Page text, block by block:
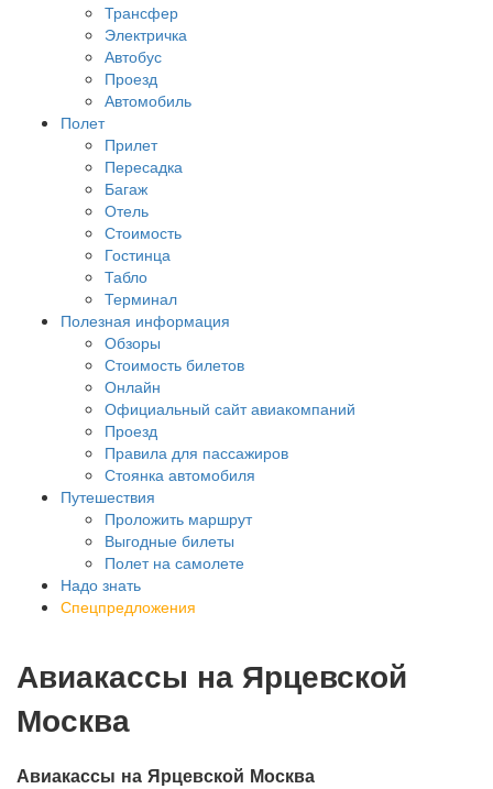
Трансфер
Электричка
Автобус
Проезд
Автомобиль
Полет
Прилет
Пересадка
Багаж
Отель
Стоимость
Гостинца
Табло
Терминал
Полезная информация
Обзоры
Стоимость билетов
Онлайн
Официальный сайт авиакомпаний
Проезд
Правила для пассажиров
Стоянка автомобиля
Путешествия
Проложить маршрут
Выгодные билеты
Полет на самолете
Надо знать
Спецпредложения
Авиакассы на Ярцевской
Москва
Авиакассы на Ярцевской Москва